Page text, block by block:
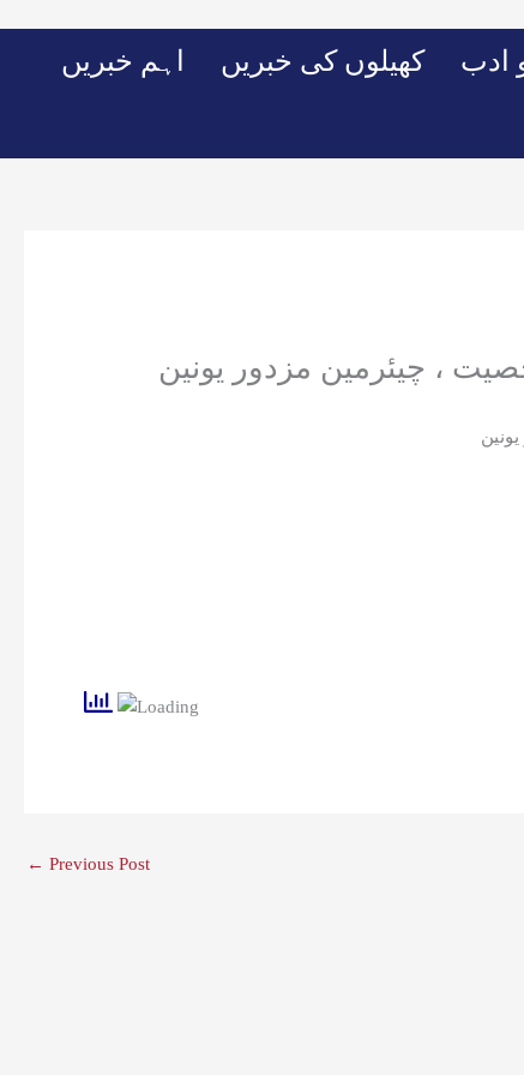
اہم خبریں کھیلوں کی خبریں ادب
، چیئرمین مزدور یونین
← Previous Post